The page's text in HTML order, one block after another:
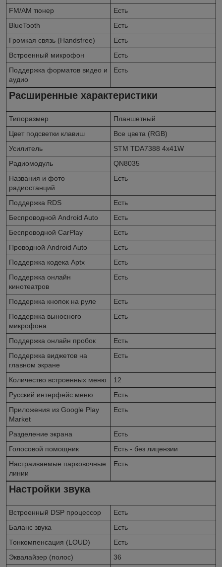
FM/AM тюнер
Есть
BlueTooth
Есть
Громкая связь (Handsfree)
Есть
Встроенный микрофон
Есть
Поддержка форматов видео и
аудио
Есть
Расширенные характеристики
Типоразмер
Планшетный
Цвет подсветки клавиш
Все цвета (RGB)
Усилитель
STM TDA7388 4x41W
Радиомодуль
QN8035
Названия и фото
радиостанций
Есть
Поддержка RDS
Есть
Беспроводной Android Auto
Есть
Беспроводной CarPlay
Есть
Проводной Android Auto
Есть
Поддержка кодека Aptx
Есть
Поддержка онлайн
кинотеатров
Есть
Поддержка кнопок на руле
Есть
Поддержка выносного
микрофона
Есть
Поддержка онлайн пробок
Есть
Поддержка виджетов на
главном экране
Есть
Количество встроенных меню
12
Русский интерфейс меню
Есть
Приложения из Google Play
Market
Есть
Разделение экрана
Есть
Голосовой помощник
Есть - без лицензии
Настраиваемые парковочные
линии
Есть
Настройки звука
Встроенный DSP процессор
Есть
Баланс звука
Есть
Тонкомпенсация (LOUD)
Есть
Эквалайзер (полос)
36